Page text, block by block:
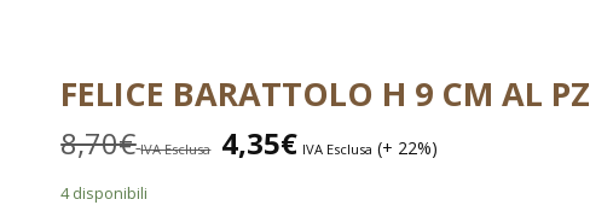
FELICE BARATTOLO H 9 CM AL PZ
8,70€ IVA Esclusa 4,35€ IVA Esclusa (+ 22%)
4 disponibili